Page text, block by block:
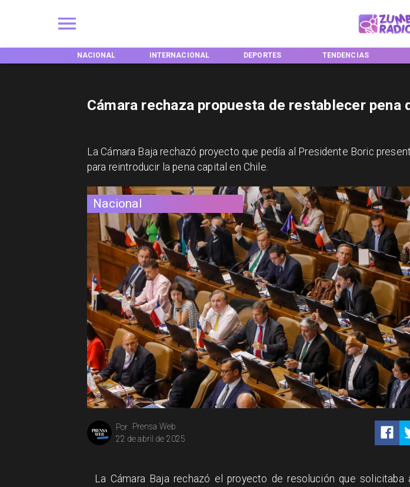
INTERNACIONAL DEPORTES TENDENCIAS INICIO
Nacional
Prensa Web
Por
22 de abril de 2025
Cámara rechaza propuesta de restablecer pena
La Cámara Baja rechazó proyecto que pedía al Presidente Boric
para reintroducir la pena capital en Chile.
La Cámara Baja rechazó el proyecto de resolución que solicitaba